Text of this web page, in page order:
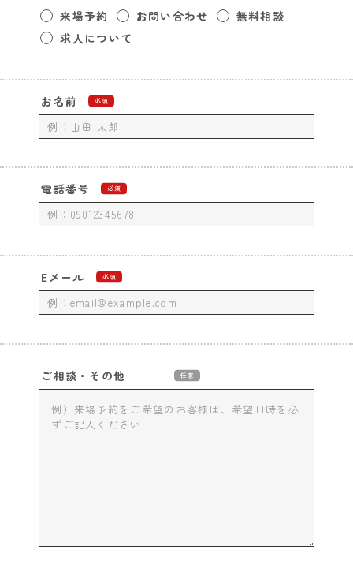
来場予約 お問い合わせ
無料相談
求人について
お名前 必須
電話番号 必須
Eメール 必須
ご相談・その他 任意